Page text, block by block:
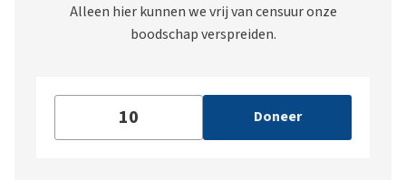
Alleen hier kunnen we vrij van censuur onze
boodschap verspreiden.
Doneer